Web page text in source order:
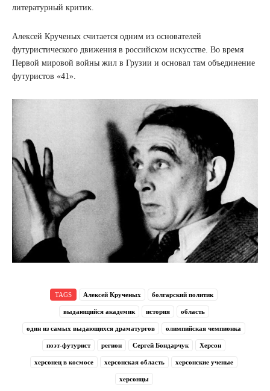
литературный критик.
Алексей Крученых считается одним из основателей
футуристического движения в российском искусстве. Во время
Первой мировой войны жил в Грузии и основал там объединение
футуристов «41».
TAGS Алексей Крученых болгарский политик
выдающийся академик история область
один из самых выдающихся драматургов олимпийская чемпионка
поэт-футурист регион Сергей Бондарчук Херсон
херсонец в космосе херсонская область херсонские ученые
херсонцы